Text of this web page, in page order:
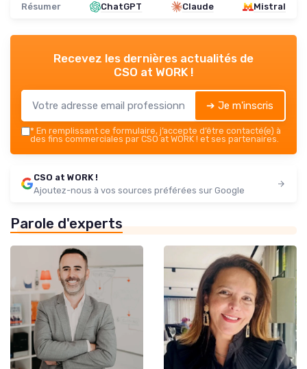
Résumer ChatGPT Claude Mistral
Recevez les dernières actualités de
CSO at WORK !
➔ Je m'inscris
* En remplissant ce formulaire, j’accepte d’être contacté(e) à
des fins commerciales par CSO at WORK ! et ses partenaires.
CSO at WORK !
Ajoutez-nous à vos sources préférées sur Google
Parole d'experts